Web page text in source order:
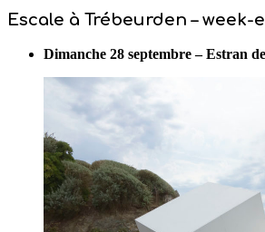
Escale à Trébeurden –
Dimanche 28 septembre – Estran